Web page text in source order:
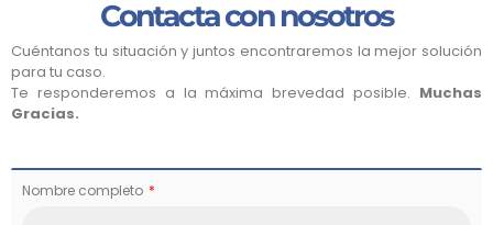
Contacta con nosotros
Cuéntanos tu situación y juntos encontraremos la mejor solución
para tu caso.
Te responderemos a la máxima brevedad posible. Muchas
Gracias.
Nombre completo